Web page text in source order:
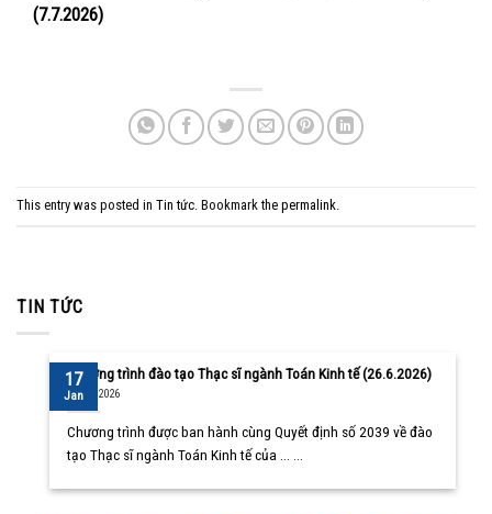
(7.7.2026)
This entry was posted in Tin tức . Bookmark the permalink
TIN TỨC
Chương trình đào tạo Thạc sĩ ngành Toán Kinh tế (26.6.2026)
10/08/2026
Chương trình được ban hành cùng Quyết định số 2039 về đào
tạo Thạc sĩ ngành Toán Kinh tế của ... ...
17
Jan